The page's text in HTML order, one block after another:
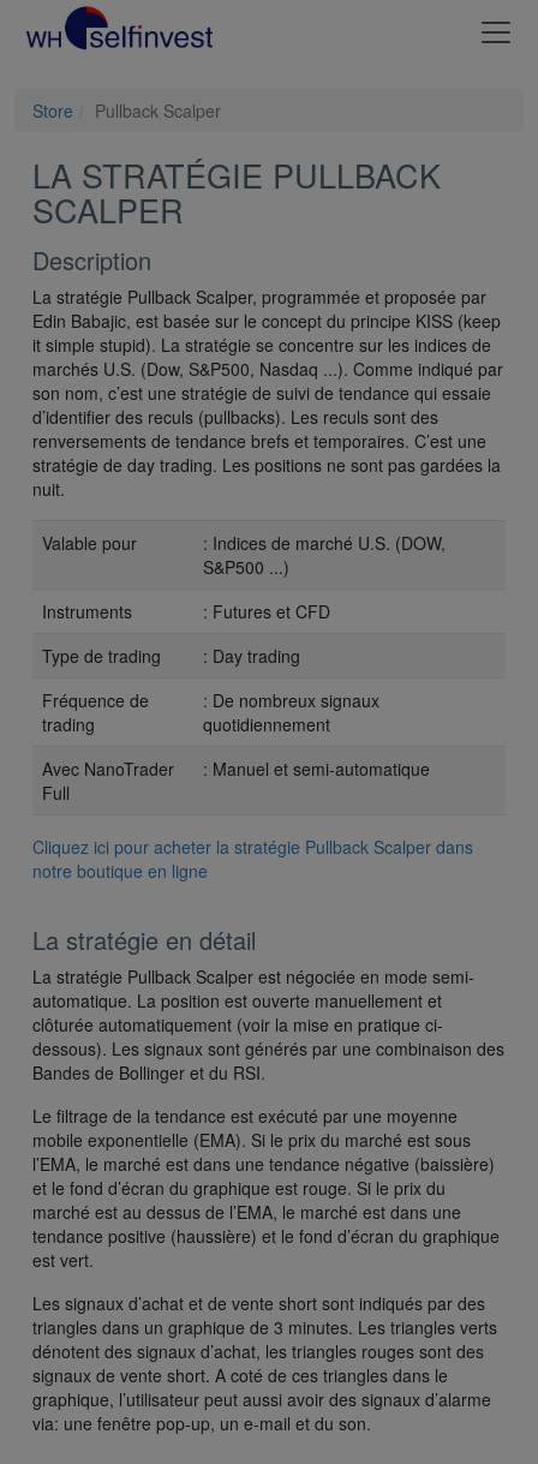
Store Pullback Scalper
LA STRATÉGIE PULLBACK
SCALPER
Description
La stratégie Pullback Scalper, programmée et proposée par
Edin Babajic, est basée sur le concept du principe KISS (keep
it simple stupid). La stratégie se concentre sur les indices de
marchés U.S. (Dow, S&P500, Nasdaq ...). Comme indiqué par
son nom, c’est une stratégie de suivi de tendance qui essaie
d’identifier des reculs (pullbacks). Les reculs sont des
renversements de tendance brefs et temporaires. C’est une
stratégie de day trading. Les positions ne sont pas gardées la
nuit.
Valable pour
: Indices de marché U.S. (DOW,
S&P500 ...)
Instruments
: Futures et CFD
Type de trading
: Day trading
Fréquence de
trading
: De nombreux signaux
quotidiennement
Avec NanoTrader
Full
: Manuel et semi-automatique
Cliquez ici pour acheter la stratégie Pullback Scalper dans
notre boutique en ligne
La stratégie en détail
La stratégie Pullback Scalper est négociée en mode semi-
automatique. La position est ouverte manuellement et
clôturée automatiquement (voir la mise en pratique ci-
dessous). Les signaux sont générés par une combinaison des
Bandes de Bollinger et du RSI.
Le filtrage de la tendance est exécuté par une moyenne
mobile exponentielle (EMA). Si le prix du marché est sous
l’EMA, le marché est dans une tendance négative (baissière)
et le fond d’écran du graphique est rouge. Si le prix du
marché est au dessus de l’EMA, le marché est dans une
tendance positive (haussière) et le fond d’écran du graphique
est vert.
Les signaux d’achat et de vente short sont indiqués par des
triangles dans un graphique de 3 minutes. Les triangles verts
dénotent des signaux d’achat, les triangles rouges sont des
signaux de vente short. A coté de ces triangles dans le
graphique, l’utilisateur peut aussi avoir des signaux d’alarme
via: une fenêtre pop-up, un e-mail et du son.